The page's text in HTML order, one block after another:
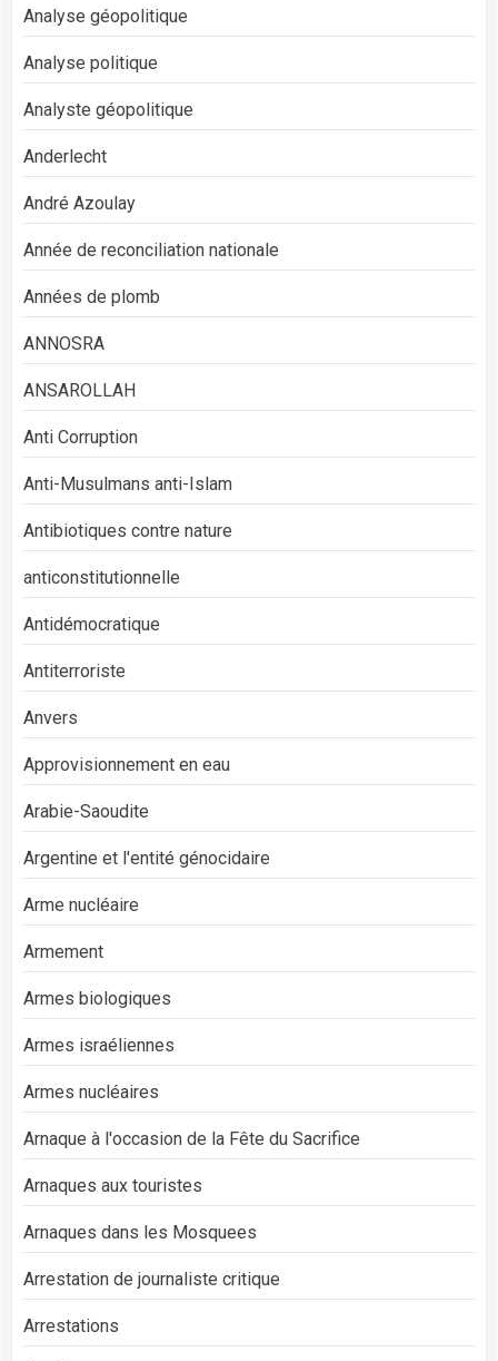
Analyse géopolitique
Analyse politique
Analyste géopolitique
Anderlecht
André Azoulay
Année de reconciliation nationale
Années de plomb
ANNOSRA
ANSAROLLAH
Anti Corruption
Anti-Musulmans anti-Islam
Antibiotiques contre nature
anticonstitutionnelle
Antidémocratique
Antiterroriste
Anvers
Approvisionnement en eau
Arabie-Saoudite
Argentine et l'entité génocidaire
Arme nucléaire
Armement
Armes biologiques
Armes israéliennes
Armes nucléaires
Arnaque à l'occasion de la Fête du Sacrifice
Arnaques aux touristes
Arnaques dans les Mosquees
Arrestation de journaliste critique
Arrestations